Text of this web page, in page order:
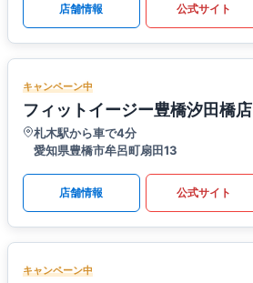
店舗情報 公式サイト
キャンペーン中
フィットイージー豊橋汐田橋店
札木駅から車で4分
愛知県豊橋市牟呂町扇田13
店舗情報 公式サイト
キャンペーン中